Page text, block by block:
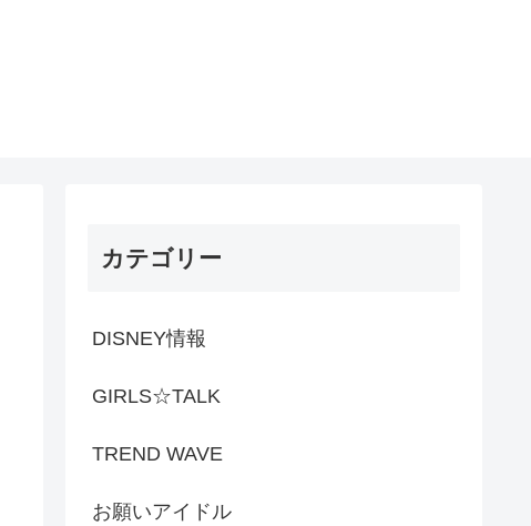
カテゴリー
DISNEY情報
GIRLS☆TALK
TREND WAVE
お願いアイドル